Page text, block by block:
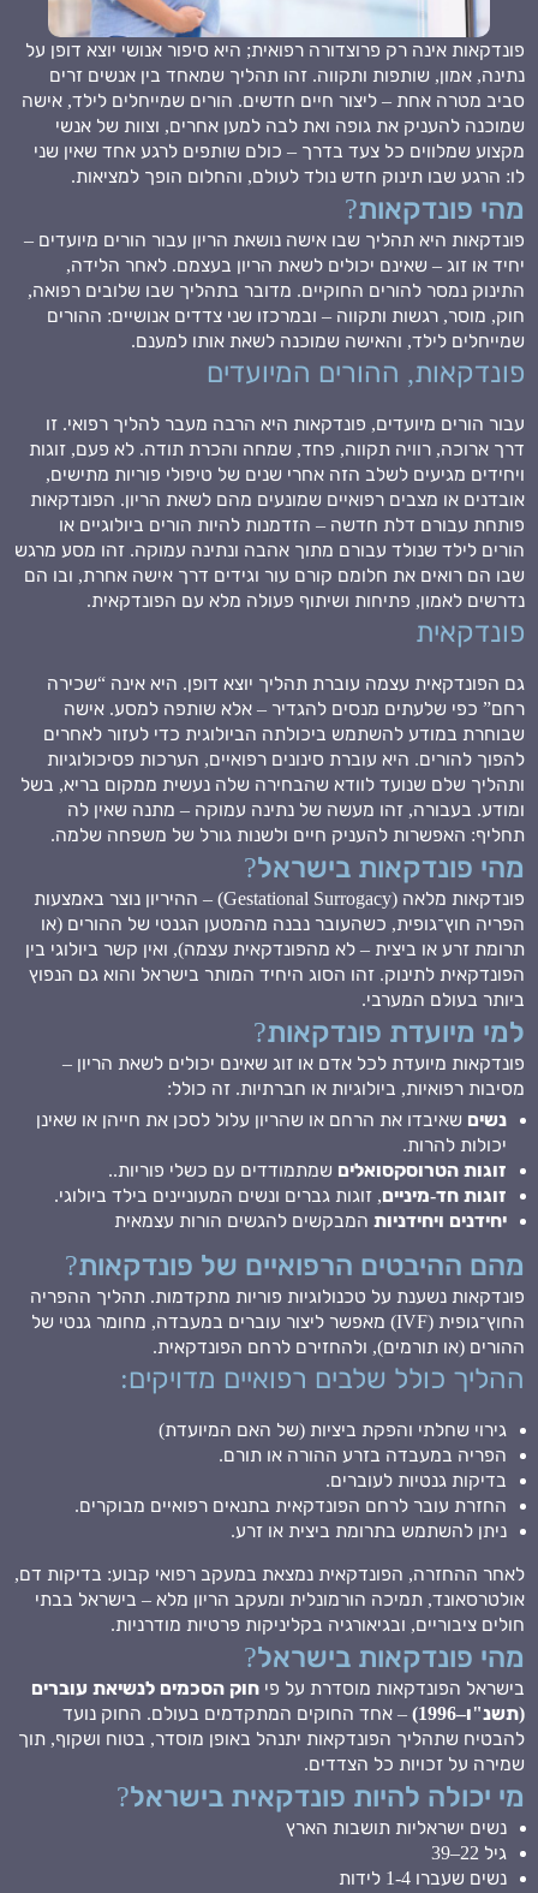
פונדקאות אינה רק פרוצדורה רפואית; היא סיפור אנושי יוצא דופן על
נתינה, אמון, שותפות ותקווה. זהו תהליך שמאחד בין אנשים זרים
סביב מטרה אחת – ליצור חיים חדשים. הורים שמייחלים לילד, אישה
שמוכנה להעניק את גופה ואת לבה למען אחרים, וצוות של אנשי
מקצוע שמלווים כל צעד בדרך – כולם שותפים לרגע אחד שאין שני
לו: הרגע שבו תינוק חדש נולד לעולם, והחלום הופך למציאות.
מהי פונדקאות?
פונדקאות היא תהליך שבו אישה נושאת הריון עבור הורים מיועדים –
יחיד או זוג – שאינם יכולים לשאת הריון בעצמם. לאחר הלידה,
התינוק נמסר להורים החוקיים. מדובר בתהליך שבו שלובים רפואה,
חוק, מוסר, רגשות ותקווה – ובמרכזו שני צדדים אנושיים: ההורים
שמייחלים לילד, והאישה שמוכנה לשאת אותו למענם.
פונדקאות, ההורים המיועדים
עבור הורים מיועדים, פונדקאות היא הרבה מעבר להליך רפואי. זו
דרך ארוכה, רוויה תקווה, פחד, שמחה והכרת תודה. לא פעם, זוגות
ויחידים מגיעים לשלב הזה אחרי שנים של טיפולי פוריות מתישים,
אובדנים או מצבים רפואיים שמונעים מהם לשאת הריון. הפונדקאות
פותחת עבורם דלת חדשה – הזדמנות להיות הורים ביולוגיים או
הורים לילד שנולד עבורם מתוך אהבה ונתינה עמוקה. זהו מסע מרגש
שבו הם רואים את חלומם קורם עור וגידים דרך אישה אחרת, ובו הם
נדרשים לאמון, פתיחות ושיתוף פעולה מלא עם הפונדקאית.
פונדקאית
גם הפונדקאית עצמה עוברת תהליך יוצא דופן. היא אינה “שכירה
רחם” כפי שלעתים מנסים להגדיר – אלא שותפה למסע. אישה
שבוחרת במודע להשתמש ביכולתה הביולוגית כדי לעזור לאחרים
להפוך להורים. היא עוברת סינונים רפואיים, הערכות פסיכולוגיות
ותהליך שלם שנועד לוודא שהבחירה שלה נעשית ממקום בריא, בשל
ומודע. בעבורה, זהו מעשה של נתינה עמוקה – מתנה שאין לה
תחליף: האפשרות להעניק חיים ולשנות גורל של משפחה שלמה.
מהי פונדקאות בישראל?
פונדקאות מלאה (Gestational Surrogacy) – ההיריון נוצר באמצעות
הפריה חוץ־גופית, כשהעובר נבנה מהמטען הגנטי של ההורים (או
תרומת זרע או ביצית – לא מהפונדקאית עצמה), ואין קשר ביולוגי בין
הפונדקאית לתינוק. זהו הסוג היחיד המותר בישראל והוא גם הנפוץ
ביותר בעולם המערבי.
למי מיועדת פונדקאות?
פונדקאות מיועדת לכל אדם או זוג שאינם יכולים לשאת הריון –
מסיבות רפואיות, ביולוגיות או חברתיות. זה כולל:
נשים שאיבדו את הרחם או שהריון עלול לסכן את חייהן או שאינן
יכולות להרות.
זוגות הטרוסקסואלים שמתמודדים עם כשלי פוריות..
זוגות חד-מיניים, זוגות גברים ונשים המעוניינים בילד ביולוגי.
יחידנים ויחידניות המבקשים להגשים הורות עצמאית
מהם ההיבטים הרפואיים של פונדקאות?
פונדקאות נשענת על טכנולוגיות פוריות מתקדמות. תהליך ההפריה
החוץ־גופית (IVF) מאפשר ליצור עוברים במעבדה, מחומר גנטי של
ההורים (או תורמים), ולהחזירם לרחם הפונדקאית.
ההליך כולל שלבים רפואיים מדויקים:
גירוי שחלתי והפקת ביציות (של האם המיועדת)
הפריה במעבדה בזרע ההורה או תורם.
בדיקות גנטיות לעוברים.
החזרת עובר לרחם הפונדקאית בתנאים רפואיים מבוקרים.
ניתן להשתמש בתרומת ביצית או זרע.
לאחר ההחזרה, הפונדקאית נמצאת במעקב רפואי קבוע: בדיקות דם,
אולטרסאונד, תמיכה הורמונלית ומעקב הריון מלא – בישראל בבתי
חולים ציבוריים, ובגיאורגיה בקליניקות פרטיות מודרניות.
מהי פונדקאות בישראל?
בישראל הפונדקאות מוסדרת על פיחוק הסכמים לנשיאת עוברים
(תשנ"ו–1996)
– אחד החוקים המתקדמים בעולם. החוק נועד
להבטיח שתהליך הפונדקאות יתנהל באופן מוסדר, בטוח ושקוף, תוך
שמירה על זכויות כל הצדדים.
מי יכולה להיות פונדקאית בישראל?
נשים ישראליות תושבות הארץ
גיל 22–39
נשים שעברו 1-4 לידות